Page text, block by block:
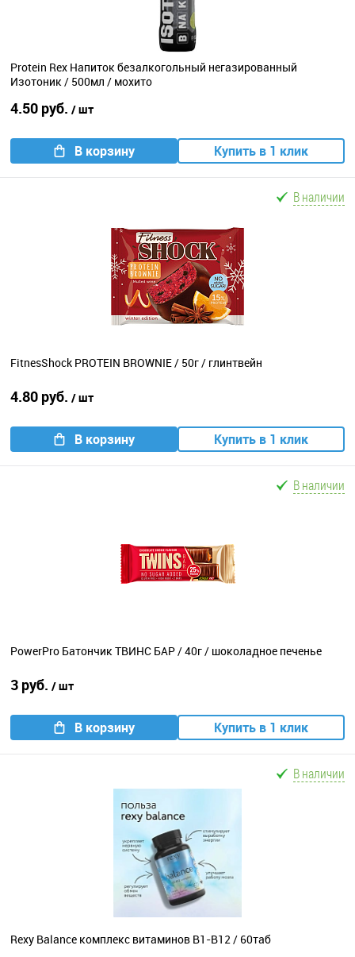
Protein Rex Напиток безалкогольный негазированный
Изотоник / 500мл / мохито
4.50 руб. / шт
В корзину Купить в 1 клик
В наличии
FitnesShock PROTEIN BROWNIE / 50г / глинтвейн
4.80 руб. / шт
В корзину Купить в 1 клик
В наличии
PowerPro Батончик ТВИНС БАР / 40г / шоколадное печенье
3 руб. / шт
В корзину Купить в 1 клик
В наличии
Rexy Balance комплекс витаминов B1-B12 / 60таб